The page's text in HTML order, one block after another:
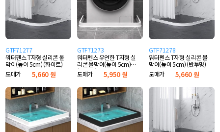
GTF71277
워터펜스 T자형 실리콘 물
막이(높이 5cm) (화이트)
도매가
5,660 원
GTF71273
워터펜스 유연한 T자형 실
리콘 물막이(높이 5cm)
(화이트)
도매가 5,950 원
GTF71278
워터펜스 T자형 실리콘 물
막이(높이 5cm) (반투명)
도매가
5,660 원